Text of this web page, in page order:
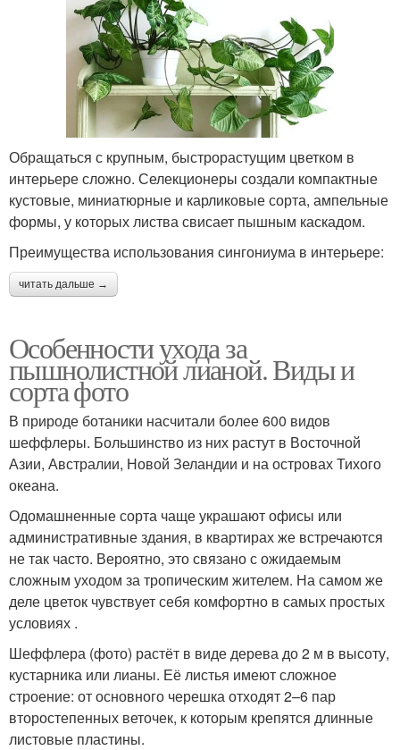
Обращаться с крупным, быстрорастущим цветком в
интерьере сложно. Селекционеры создали компактные
кустовые, миниатюрные и карликовые сорта, ампельные
формы, у которых листва свисает пышным каскадом.
Преимущества использования сингониума в интерьере:
читать дальше →
Особенности ухода за
пышнолистной лианой. Виды и
сорта фото
В природе ботаники насчитали более 600 видов
шеффлеры. Большинство из них растут в Восточной
Азии, Австралии, Новой Зеландии и на островах Тихого
океана.
Одомашненные сорта чаще украшают офисы или
административные здания, в квартирах же встречаются
не так часто. Вероятно, это связано с ожидаемым
сложным уходом за тропическим жителем. На самом же
деле цветок чувствует себя комфортно в самых простых
условиях .
Шеффлера (фото) растёт в виде дерева до 2 м в высоту,
кустарника или лианы. Её листья имеют сложное
строение: от основного черешка отходят 2–6 пар
второстепенных веточек, к которым крепятся длинные
листовые пластины.